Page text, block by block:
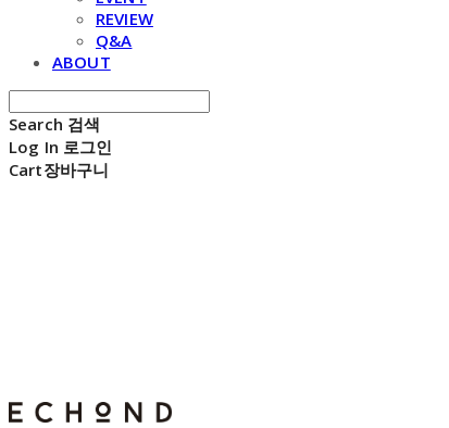
REVIEW
Q&A
ABOUT
Search 검색
Log In 로그인
Cart장바구니